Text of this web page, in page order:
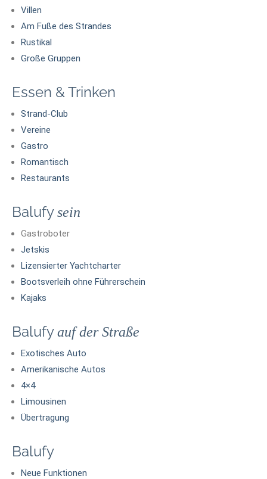
Villen
Am Fuße des Strandes
Rustikal
Große Gruppen
Essen & Trinken
Strand-Club
Vereine
Gastro
Romantisch
Restaurants
Balufysein
Gastroboter
Jetskis
Lizensierter Yachtcharter
Bootsverleih ohne Führerschein
Kajaks
Balufyauf der Straße
Exotisches Auto
Amerikanische Autos
4×4
Limousinen
Übertragung
Balufy
Neue Funktionen